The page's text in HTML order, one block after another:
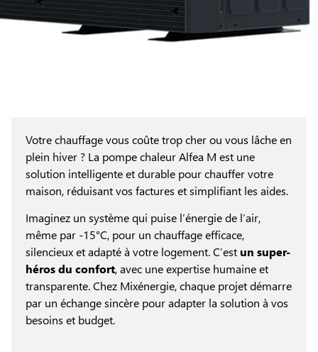
Votre chauffage vous coûte trop cher ou vous lâche en
plein hiver ? La pompe chaleur Alfea M est une
solution intelligente et durable pour chauffer votre
maison, réduisant vos factures et simplifiant les aides.
Imaginez un système qui puise l’énergie de l’air,
même par -15°C, pour un chauffage efficace,
silencieux et adapté à votre logement. C’est un super-
héros du confort, avec une expertise humaine et
transparente. Chez Mixénergie, chaque projet démarre
par un échange sincère pour adapter la solution à vos
besoins et budget.